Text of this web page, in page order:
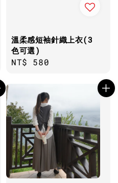
溫柔感短袖針織上衣(3
色可選)
Regular
NT$ 580